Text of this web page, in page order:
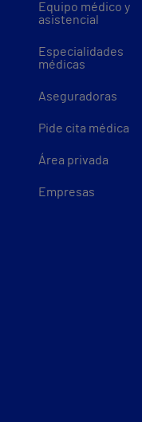
Equipo médico y
asistencial
Especialidades
médicas
Aseguradoras
Pide cita médica
Área privada
Empresas